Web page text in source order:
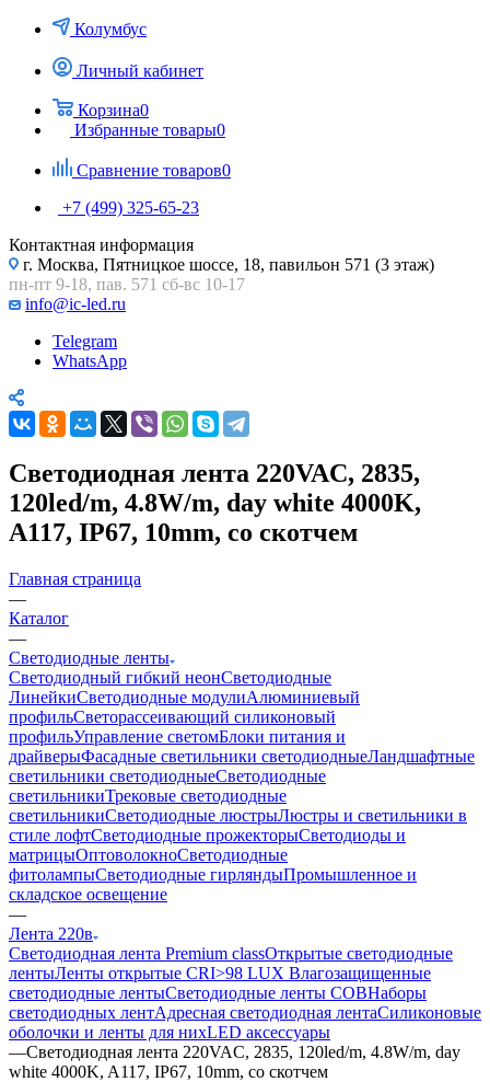
Колумбус
Личный кабинет
Корзина0
Избранные товары0
Сравнение товаров0
+7 (499) 325-65-23
Контактная информация
г. Москва, Пятницкое шоссе, 18, павильон 571 (3 этаж)
пн-пт 9-18, пав. 571 сб-вс 10-17
info@ic-led.ru
Telegram
WhatsApp
Светодиодная лента 220VAC, 2835,
120led/m, 4.8W/m, day white 4000K,
A117, IP67, 10mm, со скотчем
Главная страница
—
Каталог
—
Светодиодные ленты
Светодиодный гибкий неонСветодиодные
ЛинейкиСветодиодные модулиАлюминиевый
профильСветорассеивающий силиконовый
профильУправление светомБлоки питания и
драйверыФасадные светильники светодиодныеЛандшафтные
светильники светодиодныеСветодиодные
светильникиТрековые светодиодные
светильникиСветодиодные люстрыЛюстры и светильники в
стиле лофтСветодиодные прожекторыСветодиоды и
матрицыОптоволокноСветодиодные
фитолампыСветодиодные гирляндыПромышленное и
складское освещение
—
Лента 220в
Светодиодная лента Premium classОткрытые светодиодные
лентыЛенты открытые CRI>98 LUX Влагозащищенные
светодиодные лентыСветодиодные ленты COBНаборы
светодиодных лентАдресная светодиодная лентаСиликоновые
оболочки и ленты для нихLED аксессуары
—Светодиодная лента 220VAC, 2835, 120led/m, 4.8W/m, day
white 4000K, A117, IP67, 10mm, со скотчем